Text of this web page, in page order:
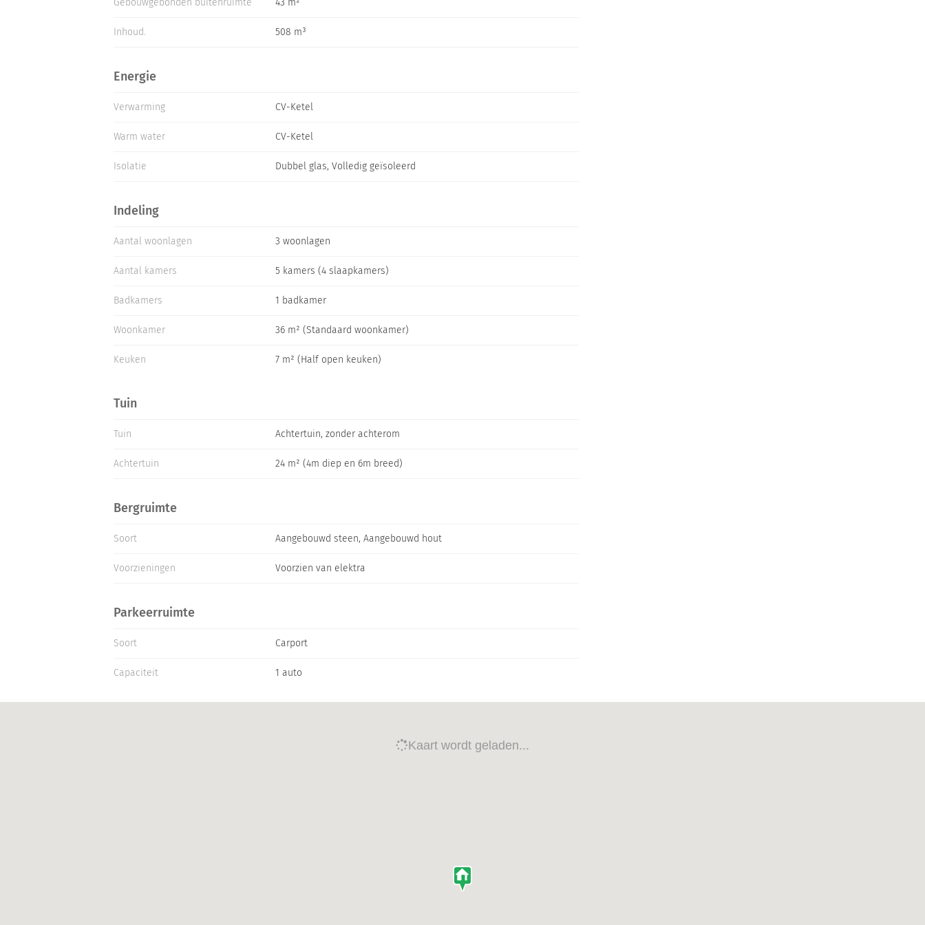
Gebouwgebonden buitenruimte 43 m²
Inhoud. 508 m³
Energie
Verwarming CV-Ketel
Warm water CV-Ketel
Isolatie Dubbel glas, Volledig geïsoleerd
Indeling
Aantal woonlagen 3 woonlagen
Aantal kamers 5 kamers (4 slaapkamers)
Badkamers 1 badkamer
Woonkamer 36 m² (Standaard woonkamer)
Keuken 7 m² (Half open keuken)
Tuin
Tuin Achtertuin, zonder achterom
Achtertuin 24 m² (4m diep en 6m breed)
Bergruimte
Soort Aangebouwd steen, Aangebouwd hout
Voorzieningen Voorzien van elektra
Parkeerruimte
Soort Carport
Capaciteit 1 auto